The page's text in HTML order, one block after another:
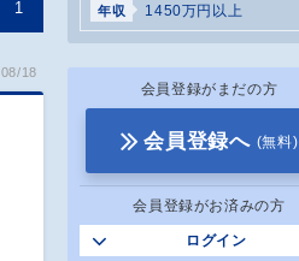
1
18
年収 1450万円以上
会員登録がまだの方
会員登録へ (無料)
会員登録がお済みの方
ログイン